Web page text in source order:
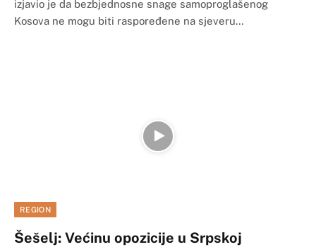
izjavio je da bezbjednosne snage samoproglašenog
Kosova ne mogu biti raspoređene na sjeveru…
REGION
Šešelj: Većinu opozicije u Srpskoj